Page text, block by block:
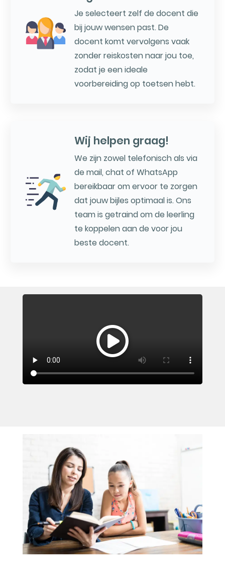
Je selecteert zelf de docent die
bij jouw wensen past. De
docent komt vervolgens vaak
zonder reiskosten naar jou toe,
zodat je een ideale
voorbereiding op toetsen hebt.
Wij helpen graag!
We zijn zowel telefonisch als via
de mail, chat of WhatsApp
bereikbaar om ervoor te zorgen
dat jouw bijles optimaal is. Ons
team is getraind om de leerling
te koppelen aan de voor jou
beste docent.